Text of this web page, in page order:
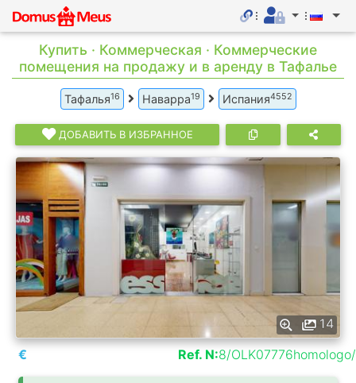
Купить · Коммерческая · Коммерческие
помещения на продажу и в аренду в Тафалье
Тафалья16 Наварра19 Испания4552
ДОБАВИТЬ В ИЗБРАННОЕ
14
€
Ref. N:8/